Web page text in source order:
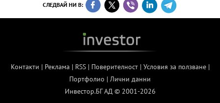
СЛЕДВАЙ НИ В:
Контакти | Реклама | RSS| Поверителност| Условия за ползване|
Портфолио | Лични данни
Инвестор.БГ АД © 2001-2026